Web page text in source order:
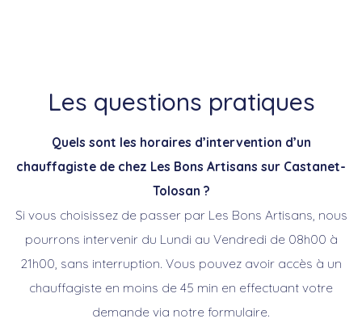
Les questions pratiques
Quels sont les horaires d’intervention d’un
chauffagiste de chez Les Bons Artisans sur Castanet-
Tolosan ?
Si vous choisissez de passer par Les Bons Artisans, nous
pourrons intervenir du Lundi au Vendredi de 08h00 à
21h00, sans interruption. Vous pouvez avoir accès à un
chauffagiste en moins de 45 min en effectuant votre
demande via notre formulaire.